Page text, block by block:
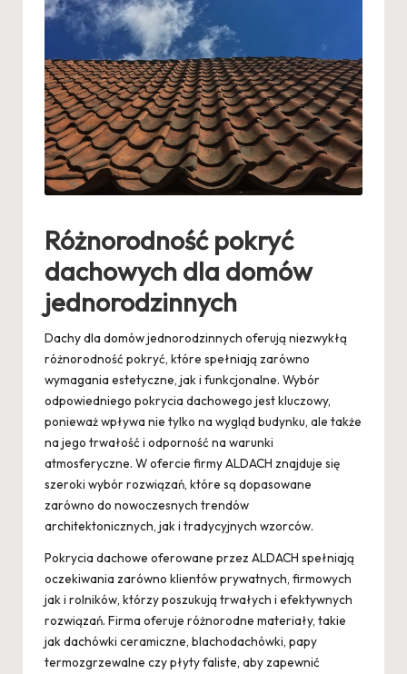
Różnorodność pokryć
dachowych dla domów
jednorodzinnych
Dachy dla domów jednorodzinnych oferują niezwykłą
różnorodność pokryć, które spełniają zarówno
wymagania estetyczne, jak i funkcjonalne. Wybór
odpowiedniego pokrycia dachowego jest kluczowy,
ponieważ wpływa nie tylko na wygląd budynku, ale także
na jego trwałość i odporność na warunki
atmosferyczne. W ofercie firmy ALDACH znajduje się
szeroki wybór rozwiązań, które są dopasowane
zarówno do nowoczesnych trendów
architektonicznych, jak i tradycyjnych wzorców.
Pokrycia dachowe oferowane przez ALDACH spełniają
oczekiwania zarówno klientów prywatnych, firmowych
jak i rolników, którzy poszukują trwałych i efektywnych
rozwiązań. Firma oferuje różnorodne materiały, takie
jak dachówki ceramiczne, blachodachówki, papy
termozgrzewalne czy płyty faliste, aby zapewnić